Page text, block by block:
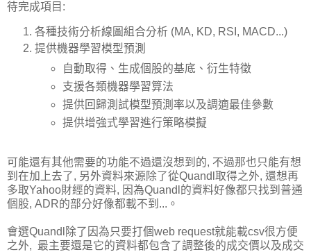
待完成項目:
各種技術分析線圖組合分析 (MA, KD, RSI, MACD...)
提供機器學習模型預測
自動取得、生成個股的基底、衍生特徵
支援各類機器學習算法
提供回歸測試模型預測率以及調適最佳參數
提供增強式學習進行策略模擬
可能還有其他需要的功能不過還沒想到的, 不過那也只能有想
到在加上去了, 另外資料來源除了從Quandl取得之外, 還想再
多取Yahoo財經的資料, 因為Quandl的資料好像都只找到普通
個股, ADR的部分好像都載不到...。
會選Quandl除了因為只要打個web request就能載csv很方便
之外, 最主要還是它的資料都包含了調整後的成交價以及成交